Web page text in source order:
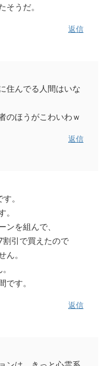
そうだ。
返信
住んでる人間はいな
のほうがこわいわｗ
返信
。
。
ンを組んで、
割引で買えたので
ん。
です。
返信